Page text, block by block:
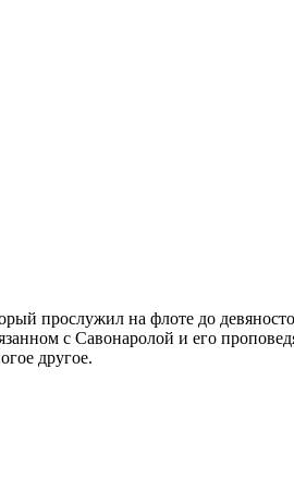
прослужил на флоте до
с Савонаролой и его
другое.